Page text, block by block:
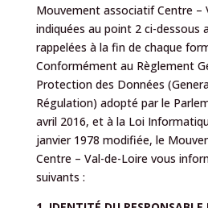
Mouvement associatif Centre –
indiquées au point 2 ci-dessous
rappelées à la fin de chaque
Conformément au Règlement
Protection des Données
Régulation) adopté par le
avril 2016, et à la Loi
janvier 1978 modifiée, le
Centre – Val-de-Loire vous
suivants :